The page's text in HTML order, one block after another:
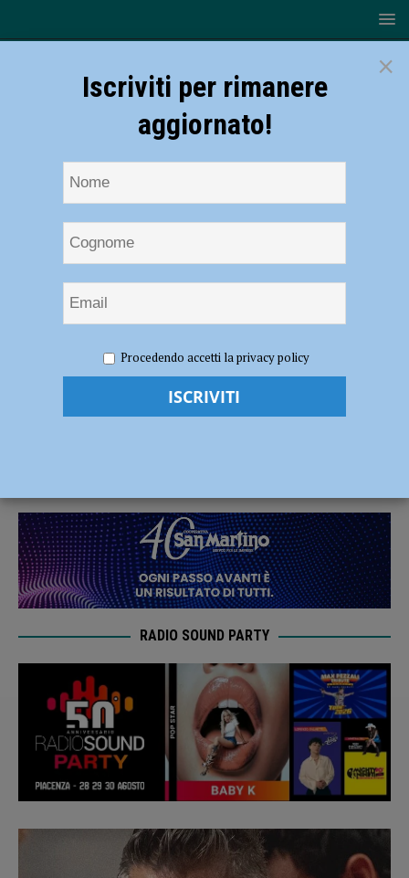
Piacenza, Campanella: “I ragazzi mi hanno sorpreso” – AUDIO
Bakery Piacenza, Campanella: “I ragazzi
RADIO SOUND PARTY
×
Iscriviti per rimanere
aggiornato!
Procedendo accetti la privacy policy